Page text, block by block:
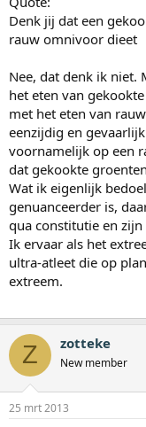
Denk jij dat een
rauw omnivoor dieet
Nee, dat denk ik niet.
het eten van
met het eten van
eenzijdig en
voornamelijk op een
dat gekookte
Wat ik eigenlijk
genuanceerder is,
qua constitutie en
Ik ervaar als het
ultra-atleet die op
extreem.
Z zotteke
New member
25 mrt 2013